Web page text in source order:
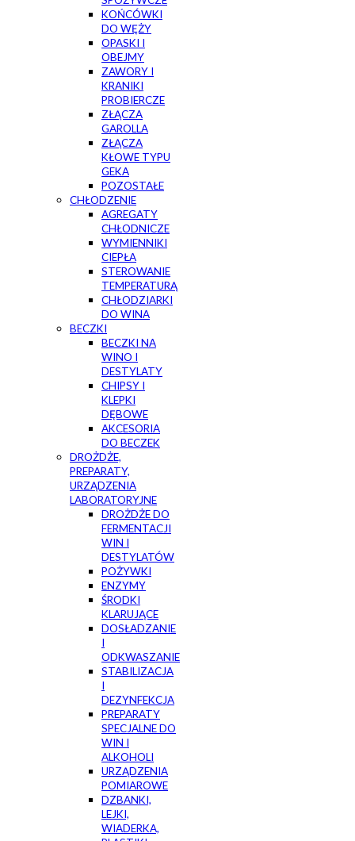
KOŃCÓWKI
DO WĘŻY
OPASKI I
OBEJMY
ZAWORY I
KRANIKI
PROBIERCZE
ZŁĄCZA
GAROLLA
ZŁĄCZA
KŁOWE TYPU
GEKA
POZOSTAŁE
CHŁODZENIE
AGREGATY
CHŁODNICZE
WYMIENNIKI
CIEPŁA
STEROWANIE
TEMPERATURĄ
CHŁODZIARKI
DO WINA
BECZKI
BECZKI NA
WINO I
DESTYLATY
CHIPSY I
KLEPKI
DĘBOWE
AKCESORIA
DO BECZEK
DROŻDŻE,
PREPARATY,
URZĄDZENIA
LABORATORYJNE
DROŻDŻE DO
FERMENTACJI
WIN I
DESTYLATÓW
POŻYWKI
ENZYMY
ŚRODKI
KLARUJĄCE
DOSŁADZANIE
I
ODKWASZANIE
STABILIZACJA
I
DEZYNFEKCJA
PREPARATY
SPECJALNE DO
WIN I
ALKOHOLI
URZĄDZENIA
POMIAROWE
DZBANKI,
LEJKI,
WIADERKA,